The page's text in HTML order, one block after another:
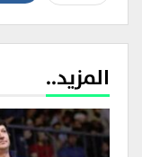
المزيد..